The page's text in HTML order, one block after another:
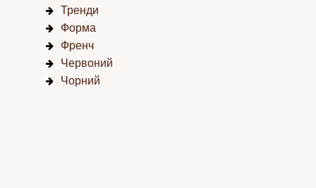
Тренди
Форма
Френч
Червоний
Чорний